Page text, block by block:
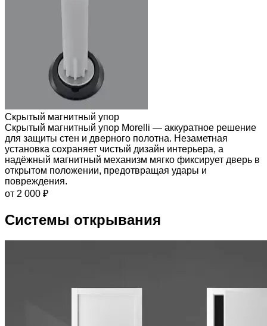
Скрытый магнитный упор
Скрытый магнитный упор Morelli — аккуратное решение
для защиты стен и дверного полотна. Незаметная
установка сохраняет чистый дизайн интерьера, а
надёжный магнитный механизм мягко фиксирует дверь в
открытом положении, предотвращая удары и
повреждения.
от 2 000 ₽
Системы открывания